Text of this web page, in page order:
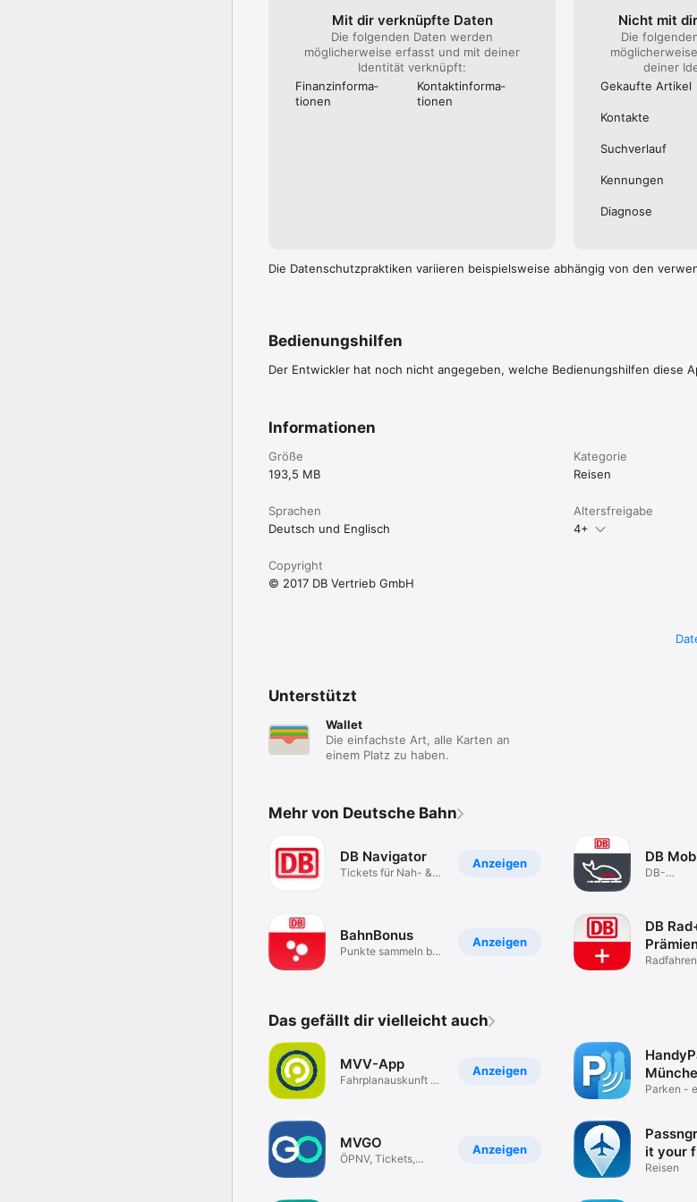
•Netzpläne:
Hier können Sie Sich einen Überblick über den öffentlichen
•Bauarbeiten:
Wir modernisieren für Sie stetig das Streckennetz im MVV. Falls es dadurch
Mit dir verknüpfte Daten
Die folgenden Daten werden
möglicherweise erfasst und mit deiner
Identität verknüpft:
Finanz­informa­
tionen
Kontakt­informa­
tionen
Nicht mit
Die
deiner
Gekaufte Artikel
Kontakte
Suchverlauf
Kennungen
Diagnose
Die Datenschutzpraktiken variieren beispielsweise abhängig von den
Bedienungshilfen
Der Entwickler hat noch nicht angegeben, welche Bedienungshilfen diese
Informationen
Größe
193,5 MB
Kategorie
Reisen
Sprachen
Deutsch und Englisch
Altersfreigabe
4+
Copyright
© 2017 DB Vertrieb GmbH
Unterstützt
Wallet
Die einfachste Art, alle Karten an
einem Platz zu haben.
Mehr von Deutsche Bahn
Anzeigen
DB Navigator
Tickets für Nah- &
Anzeigen
BahnBonus
Punkte sammeln bei
DB
DB-
DB
Das gefällt dir vielleicht auch
Anzeigen
MVV-App
Fahrplanauskunft &
Anzeigen
MVGO
ÖPNV, Tickets,
Parken -
it your
Reisen